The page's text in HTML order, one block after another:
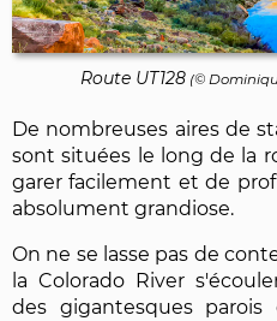
Route UT128 (©
De nombreuses aires de
sont situées le long de la
garer facilement et de
absolument grandiose.
On ne se lasse pas de
la Colorado River
des gigantesques